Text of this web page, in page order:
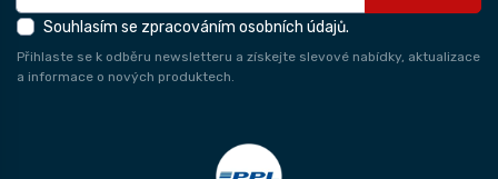
Souhlasím se zpracováním osobních údajů.
Přihlaste se k odběru newsletteru a získejte slevové nabídky, aktualizace
a informace o nových produktech.